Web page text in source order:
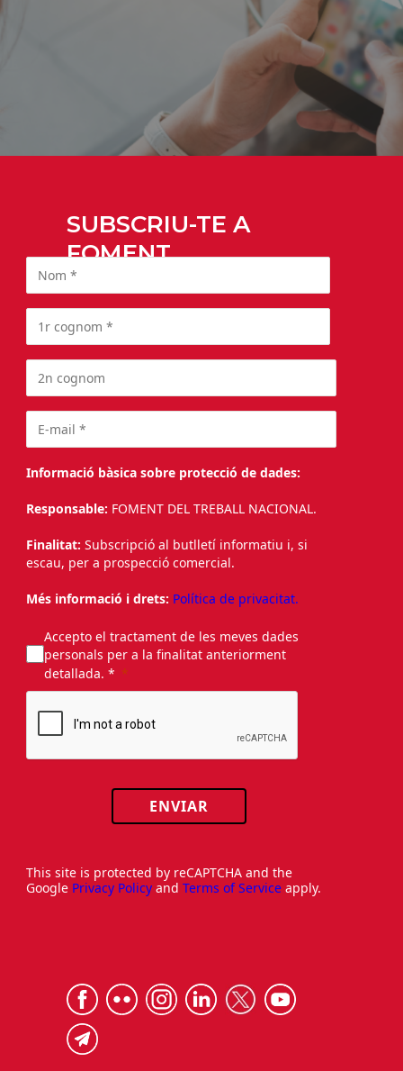
SUBSCRIU-TE A
FOMENT
Informació bàsica sobre protecció de dades:
Responsable: FOMENT DEL TREBALL NACIONAL.
Finalitat: Subscripció al butlletí informatiu i, si
escau, per a prospecció comercial.
Més informació i drets: Política de privacitat.
Accepto el tractament de les meves dades
personals per a la finalitat anteriorment
detallada. *
ENVIAR
This site is protected by reCAPTCHA and the
Google Privacy Policy and Terms of Service apply.